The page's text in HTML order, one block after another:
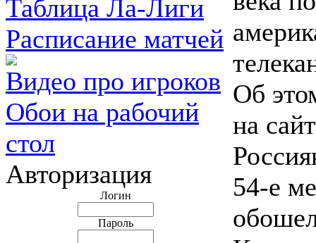
Таблица Ла-Лиги
Расписание матчей
Видео про игроков
Обои на рабочий
стол
Авторизация
Логин
Пароль
Об
на
54-е